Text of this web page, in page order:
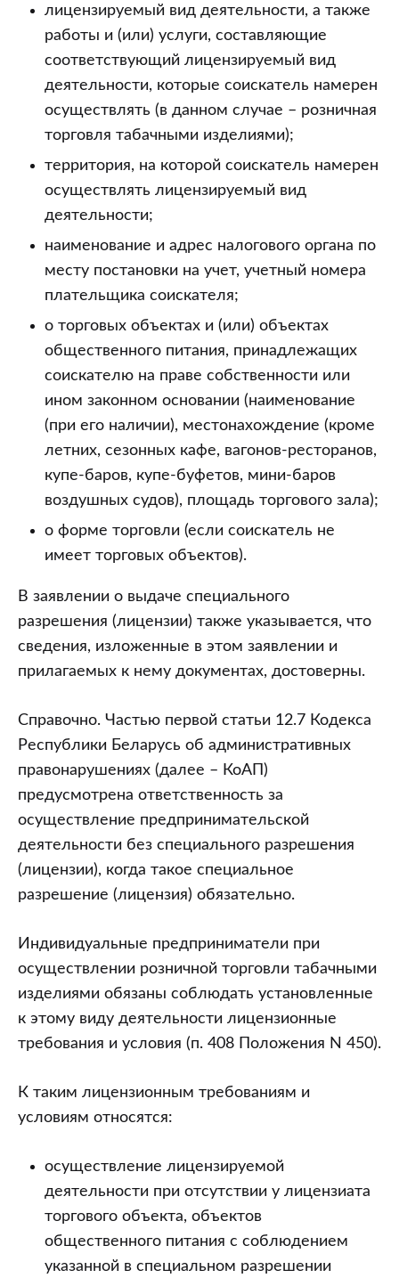
лицензируемый вид деятельности, а также
работы и (или) услуги, составляющие
соответствующий лицензируемый вид
деятельности, которые соискатель намерен
осуществлять (в данном случае – розничная
торговля табачными изделиями);
территория, на которой соискатель намерен
осуществлять лицензируемый вид
деятельности;
наименование и адрес налогового органа по
месту постановки на учет, учетный номера
плательщика соискателя;
о торговых объектах и (или) объектах
общественного питания, принадлежащих
соискателю на праве собственности или
ином законном основании (наименование
(при его наличии), местонахождение (кроме
летних, сезонных кафе, вагонов-ресторанов,
купе-баров, купе-буфетов, мини-баров
воздушных судов), площадь торгового зала);
о форме торговли (если соискатель не
имеет торговых объектов).
В заявлении о выдаче специального
разрешения (лицензии) также указывается, что
сведения, изложенные в этом заявлении и
прилагаемых к нему документах, достоверны.
Справочно. Частью первой статьи 12.7 Кодекса
Республики Беларусь об административных
правонарушениях (далее – КоАП)
предусмотрена ответственность за
осуществление предпринимательской
деятельности без специального разрешения
(лицензии), когда такое специальное
разрешение (лицензия) обязательно.
Индивидуальные предприниматели при
осуществлении розничной торговли табачными
изделиями обязаны соблюдать установленные
к этому виду деятельности лицензионные
требования и условия (п. 408 Положения N 450).
К таким лицензионным требованиям и
условиям относятся:
осуществление лицензируемой
деятельности при отсутствии у лицензиата
торгового объекта, объектов
общественного питания с соблюдением
указанной в специальном разрешении